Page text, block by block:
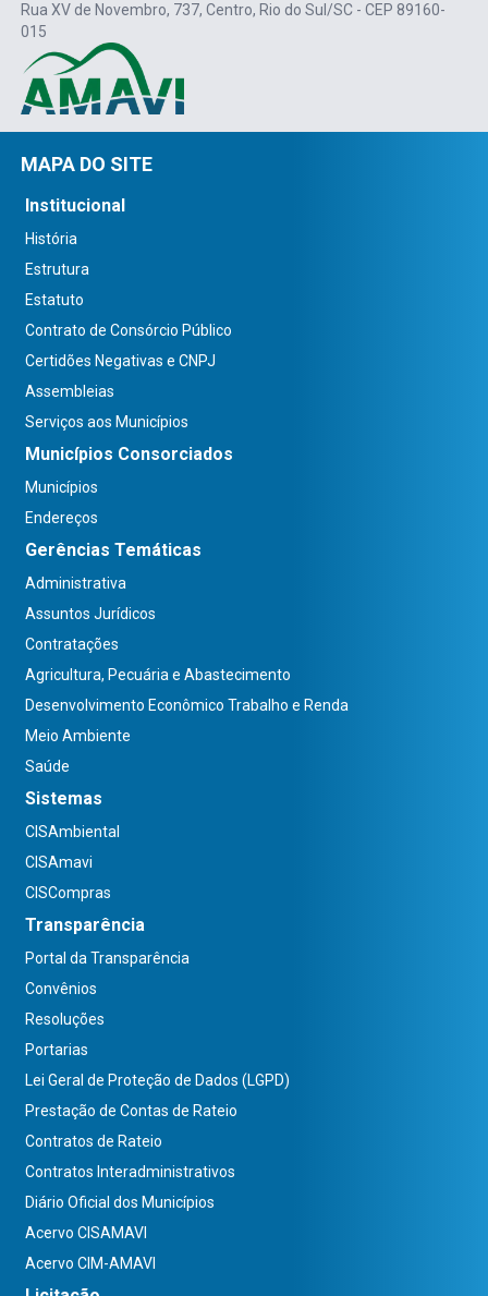
Rua XV de Novembro, 737, Centro, Rio do Sul/SC - CEP 89160-
015
MAPA DO SITE
Institucional
História
Estrutura
Estatuto
Contrato de Consórcio Público
Certidões Negativas e CNPJ
Assembleias
Serviços aos Municípios
Municípios Consorciados
Municípios
Endereços
Gerências Temáticas
Administrativa
Assuntos Jurídicos
Contratações
Agricultura, Pecuária e Abastecimento
Desenvolvimento Econômico Trabalho e Renda
Meio Ambiente
Saúde
Sistemas
CISAmbiental
CISAmavi
CISCompras
Transparência
Portal da Transparência
Convênios
Resoluções
Portarias
Lei Geral de Proteção de Dados (LGPD)
Prestação de Contas de Rateio
Contratos de Rateio
Contratos Interadministrativos
Diário Oficial dos Municípios
Acervo CISAMAVI
Acervo CIM-AMAVI